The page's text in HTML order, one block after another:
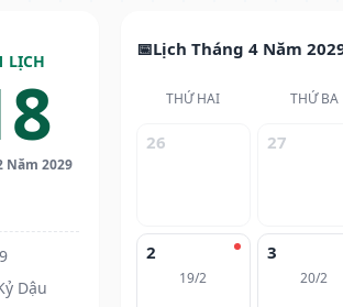
LỊCH
Năm 2029
Dậu
Lịch Tháng 4 Năm
THỨ HAI THỨ BA
26 27
2
19/2
3
20/2